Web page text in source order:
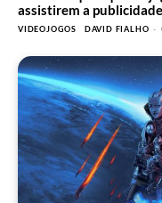
assistirem a
VIDEOJOGOS DAVID FIALHO -